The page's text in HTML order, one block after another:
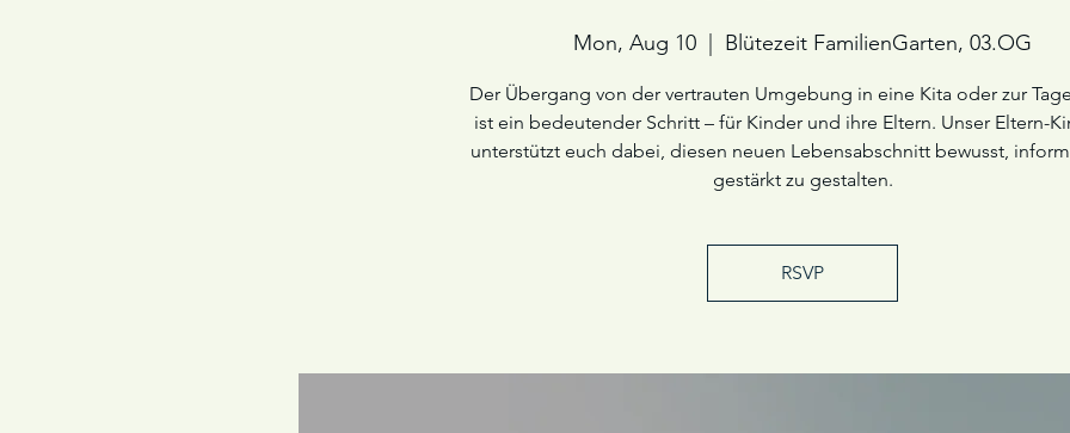
Mon, Aug 10 Blütezeit FamilienGarten, 03.OG
Der Übergang von der vertrauten Umgebung in eine Kita oder zur
ist ein bedeutender Schritt – für Kinder und ihre Eltern. Unser Eltern-
unterstützt euch dabei, diesen neuen Lebensabschnitt bewusst,
gestärkt zu gestalten.
RSVP